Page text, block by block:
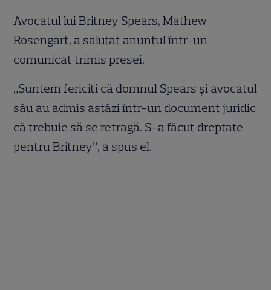
Avocatul lui Britney Spears, Mathew
Rosengart, a salutat anunţul într-un
comunicat trimis presei.
„Suntem fericiţi că domnul Spears şi avocatul
său au admis astăzi într-un document juridic
că trebuie să se retragă. S-a făcut dreptate
pentru Britney”, a spus el.